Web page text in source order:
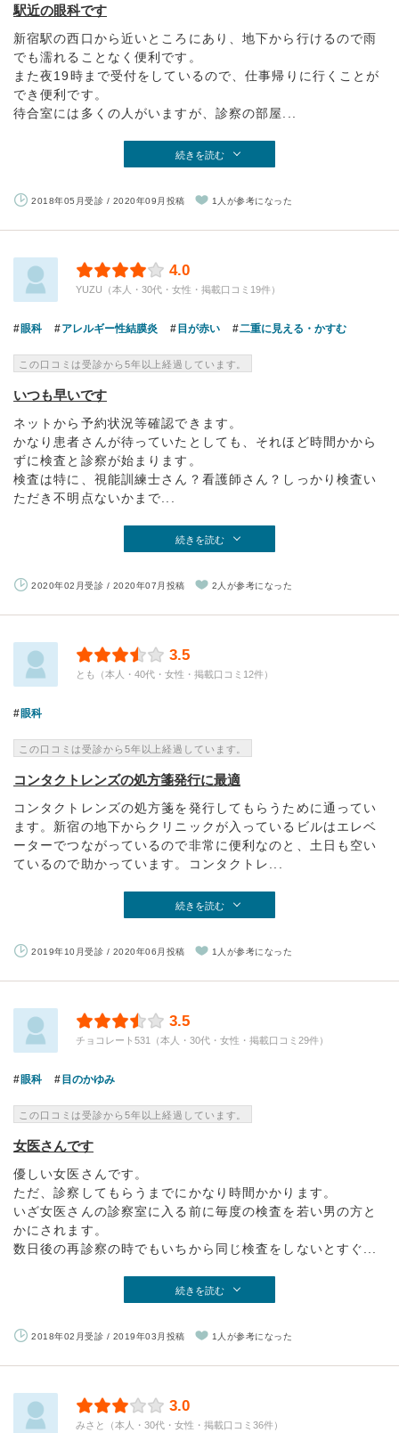
駅近の眼科です
新宿駅の西口から近いところにあり、地下から行けるので雨
でも濡れることなく便利です。
また夜19時まで受付をしているので、仕事帰りに行くことが
でき便利です。
待合室には多くの人がいますが、診察の部屋...
続きを読む
2018年05月受診 / 2020年09月投稿 1人が参考になった
4.0
YUZU（本人・30代・女性・掲載口コミ19件）
眼科 アレルギー性結膜炎 目が赤い 二重に見える・かすむ
この口コミは受診から5年以上経過しています。
いつも早いです
ネットから予約状況等確認できます。
かなり患者さんが待っていたとしても、それほど時間かから
ずに検査と診察が始まります。
検査は特に、視能訓練士さん？看護師さん？しっかり検査い
ただき不明点ないかまで...
続きを読む
2020年02月受診 / 2020年07月投稿 2人が参考になった
3.5
とも（本人・40代・女性・掲載口コミ12件）
眼科
この口コミは受診から5年以上経過しています。
コンタクトレンズの処方箋発行に最適
コンタクトレンズの処方箋を発行してもらうために通ってい
ます。新宿の地下からクリニックが入っているビルはエレベ
ーターでつながっているので非常に便利なのと、土日も空い
ているので助かっています。コンタクトレ...
続きを読む
2019年10月受診 / 2020年06月投稿 1人が参考になった
3.5
チョコレート531（本人・30代・女性・掲載口コミ29件）
眼科 目のかゆみ
この口コミは受診から5年以上経過しています。
女医さんです
優しい女医さんです。
ただ、診察してもらうまでにかなり時間かかります。
いざ女医さんの診察室に入る前に毎度の検査を若い男の方と
かにされます。
数日後の再診察の時でもいちから同じ検査をしないとすぐ...
続きを読む
2018年02月受診 / 2019年03月投稿 1人が参考になった
3.0
みさと（本人・30代・女性・掲載口コミ36件）